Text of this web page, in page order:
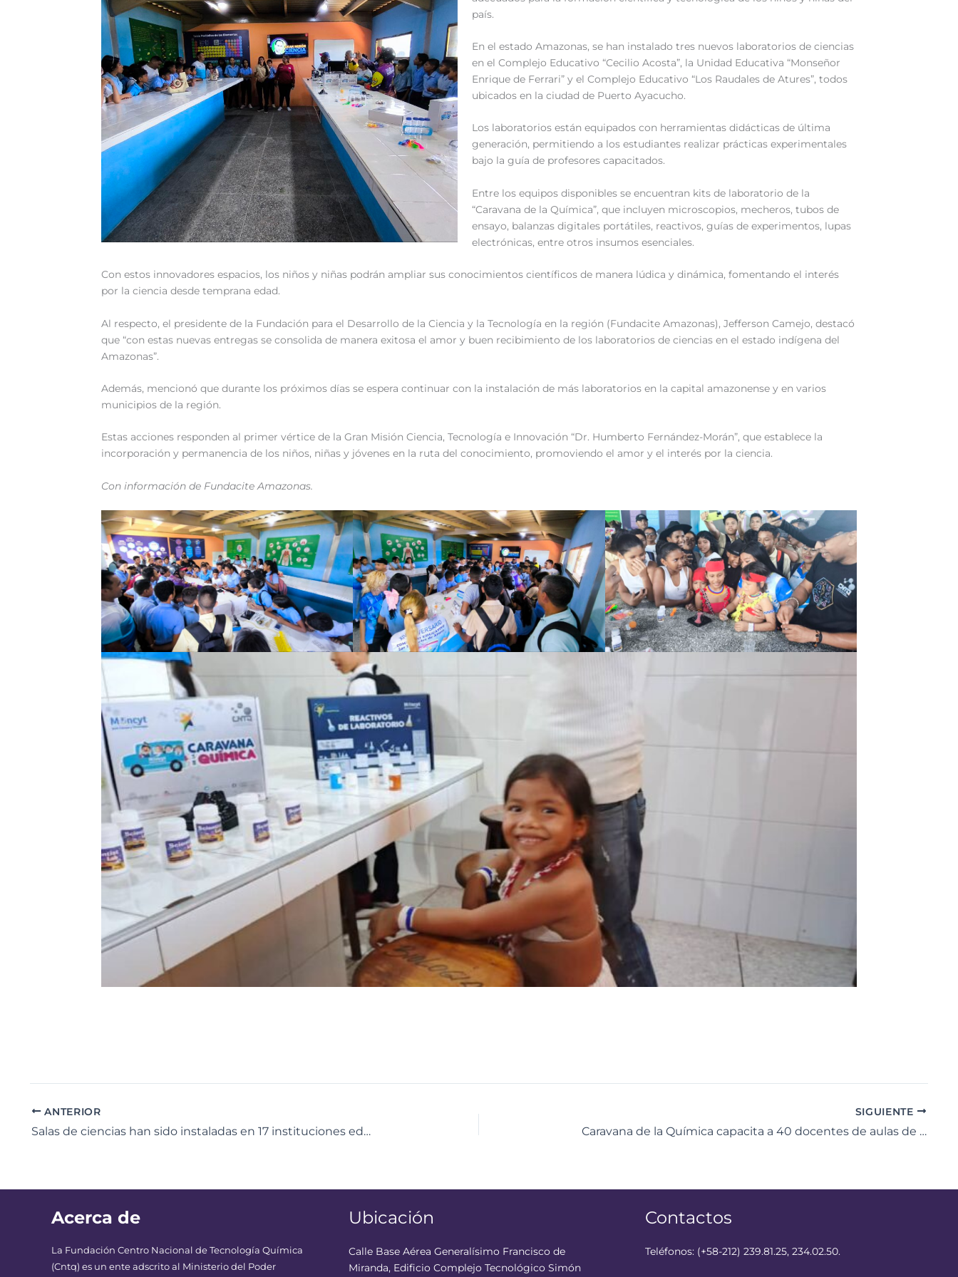
país.
En el estado Amazonas, se han instalado tres nuevos laboratorios de ciencias
en el Complejo Educativo “Cecilio Acosta”, la Unidad Educativa “Monseñor
Enrique de Ferrari” y el Complejo Educativo “Los Raudales de Atures”, todos
ubicados en la ciudad de Puerto Ayacucho.
Los laboratorios están equipados con herramientas didácticas de última
generación, permitiendo a los estudiantes realizar prácticas experimentales
bajo la guía de profesores capacitados.
Entre los equipos disponibles se encuentran kits de laboratorio de la
“Caravana de la Química”, que incluyen microscopios, mecheros, tubos de
ensayo, balanzas digitales portátiles, reactivos, guías de experimentos, lupas
electrónicas, entre otros insumos esenciales.
Con estos innovadores espacios, los niños y niñas podrán ampliar sus conocimientos científicos de manera lúdica y dinámica, fomentando el interés
por la ciencia desde temprana edad.
Al respecto, el presidente de la Fundación para el Desarrollo de la Ciencia y la Tecnología en la región (Fundacite Amazonas), Jefferson Camejo, destacó
que “con estas nuevas entregas se consolida de manera exitosa el amor y buen recibimiento de los laboratorios de ciencias en el estado indígena del
Amazonas”.
Además, mencionó que durante los próximos días se espera continuar con la instalación de más laboratorios en la capital amazonense y en varios
municipios de la región.
Estas acciones responden al primer vértice de la Gran Misión Ciencia, Tecnología e Innovación “Dr. Humberto Fernández-Morán”, que establece la
incorporación y permanencia de los niños, niñas y jóvenes en la ruta del conocimiento, promoviendo el amor y el interés por la ciencia.
Con información de Fundacite Amazonas.
ANTERIOR
Salas de ciencias han sido instaladas en 17 instituciones educativas de Mérida
SIGUIENTE
Caravana de la Química capacita a 40 docentes de aulas de ciencia en el estado Falcón
Acerca de
La Fundación Centro Nacional de Tecnología Química
(Cntq) es un ente adscrito al Ministerio del Poder
Ubicación
Calle Base Aérea Generalísimo Francisco de
Miranda, Edificio Complejo Tecnológico Simón
Contactos
Teléfonos: (+58-212) 239.81.25, 234.02.50.